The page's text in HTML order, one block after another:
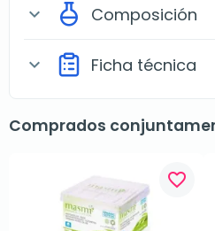
expand_more Composición
expand_more Ficha técnica
Comprados
favorite_border